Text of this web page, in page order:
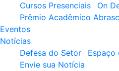
Cursos Presenciais
On
Prêmio Acadêmico
Eventos
Notícias
Defesa do Setor
Espaço
Envie sua Notícia